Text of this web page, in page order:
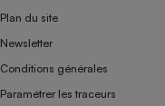
Plan du site
Newsletter
Conditions générales
Paramétrer les traceurs